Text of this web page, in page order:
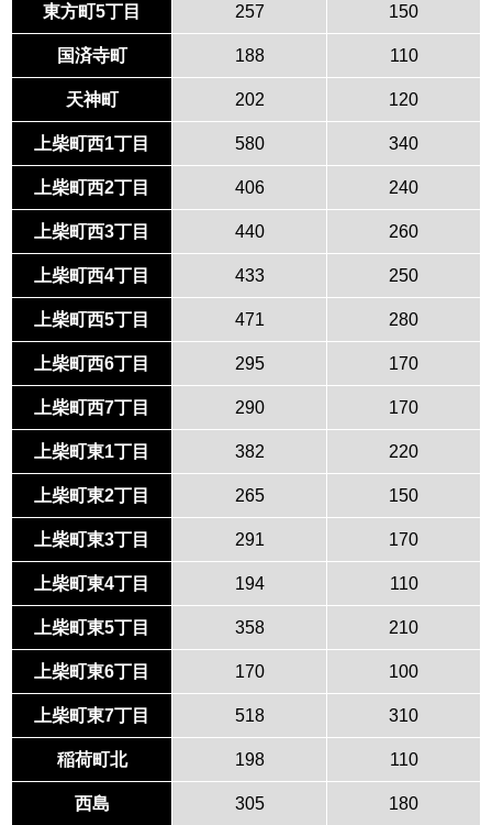
東方町5丁目 257 150
国済寺町 188 110
天神町 202 120
上柴町西1丁目 580 340
上柴町西2丁目 406 240
上柴町西3丁目 440 260
上柴町西4丁目 433 250
上柴町西5丁目 471 280
上柴町西6丁目 295 170
上柴町西7丁目 290 170
上柴町東1丁目 382 220
上柴町東2丁目 265 150
上柴町東3丁目 291 170
上柴町東4丁目 194 110
上柴町東5丁目 358 210
上柴町東6丁目 170 100
上柴町東7丁目 518 310
稲荷町北 198 110
西島 305 180